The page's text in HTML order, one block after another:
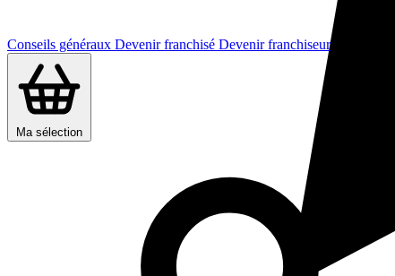
Conseils généraux Devenir franchisé Devenir franchiseur
Ma sélection